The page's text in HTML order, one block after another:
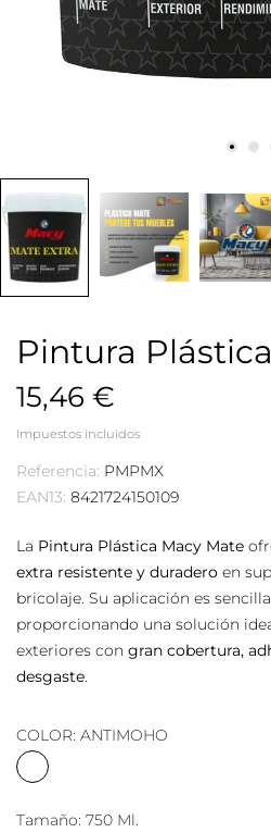
Pintura
15,46 €
Impuestos incluidos
Referencia: PMPMX
EAN13: 8421724150109
La Pintura Plástica Macy Mate
extra resistente y duradero en
bricolaje. Su aplicación es
proporcionando una solución
exteriores con gran cobertura,
desgaste
COLOR: ANTIMOHO
ANTIMOHO
Tamaño: 750 Ml.